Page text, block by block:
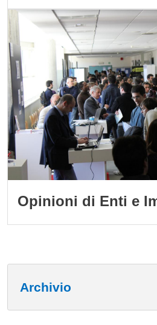
Immagine
Opinioni di Enti e
Archivio